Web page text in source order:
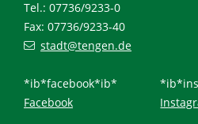
Tel.: 07736/9233-0
Fax: 07736/9233-40
stadt@tengen.de
*ib*facebook*ib*
Facebook